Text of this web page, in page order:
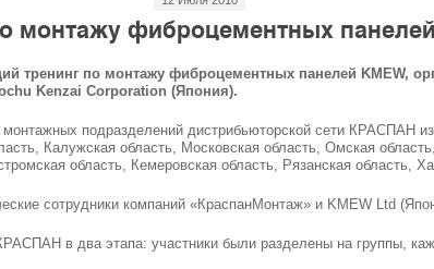
монтажу фиброцементных
тренинг по монтажу фиброцементных панелей KMEW,
Kenzai Corporation (Япония).
подразделений дистрибьюторской сети КРАСПАН
Калужская область, Московская область, Омская
область, Кемеровская область, Рязанская область,
сотрудники компаний «КраспанМонтаж» и KMEW Ltd
в два этапа: участники были разделены на группы,